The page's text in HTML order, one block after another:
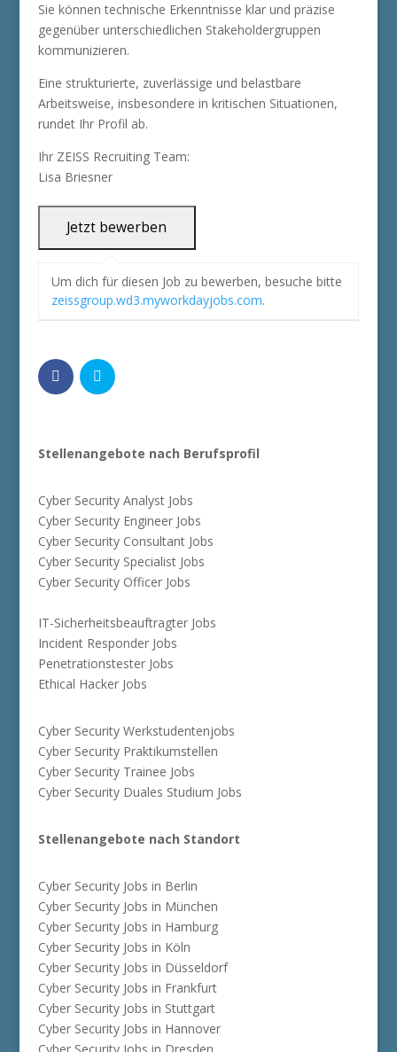
Sie können technische Erkenntnisse klar und präzise
gegenüber unterschiedlichen Stakeholdergruppen
kommunizieren.
Eine strukturierte, zuverlässige und belastbare
Arbeitsweise, insbesondere in kritischen Situationen,
rundet Ihr Profil ab.
Ihr ZEISS Recruiting Team:
Lisa Briesner
Um dich für diesen Job zu bewerben, besuche bitte
zeissgroup.wd3.myworkdayjobs.com.
Stellenangebote nach Berufsprofil
Cyber Security Analyst Jobs
Cyber Security Engineer Jobs
Cyber Security Consultant Jobs
Cyber Security Specialist Jobs
Cyber Security Officer Jobs
IT-Sicherheitsbeauftragter Jobs
Incident Responder Jobs
Penetrationstester Jobs
Ethical Hacker Jobs
Cyber Security Werkstudentenjobs
Cyber Security Praktikumstellen
Cyber Security Trainee Jobs
Cyber Security Duales Studium Jobs
Stellenangebote nach Standort
Cyber Security Jobs in Berlin
Cyber Security Jobs in München
Cyber Security Jobs in Hamburg
Cyber Security Jobs in Köln
Cyber Security Jobs in Düsseldorf
Cyber Security Jobs in Frankfurt
Cyber Security Jobs in Stuttgart
Cyber Security Jobs in Hannover